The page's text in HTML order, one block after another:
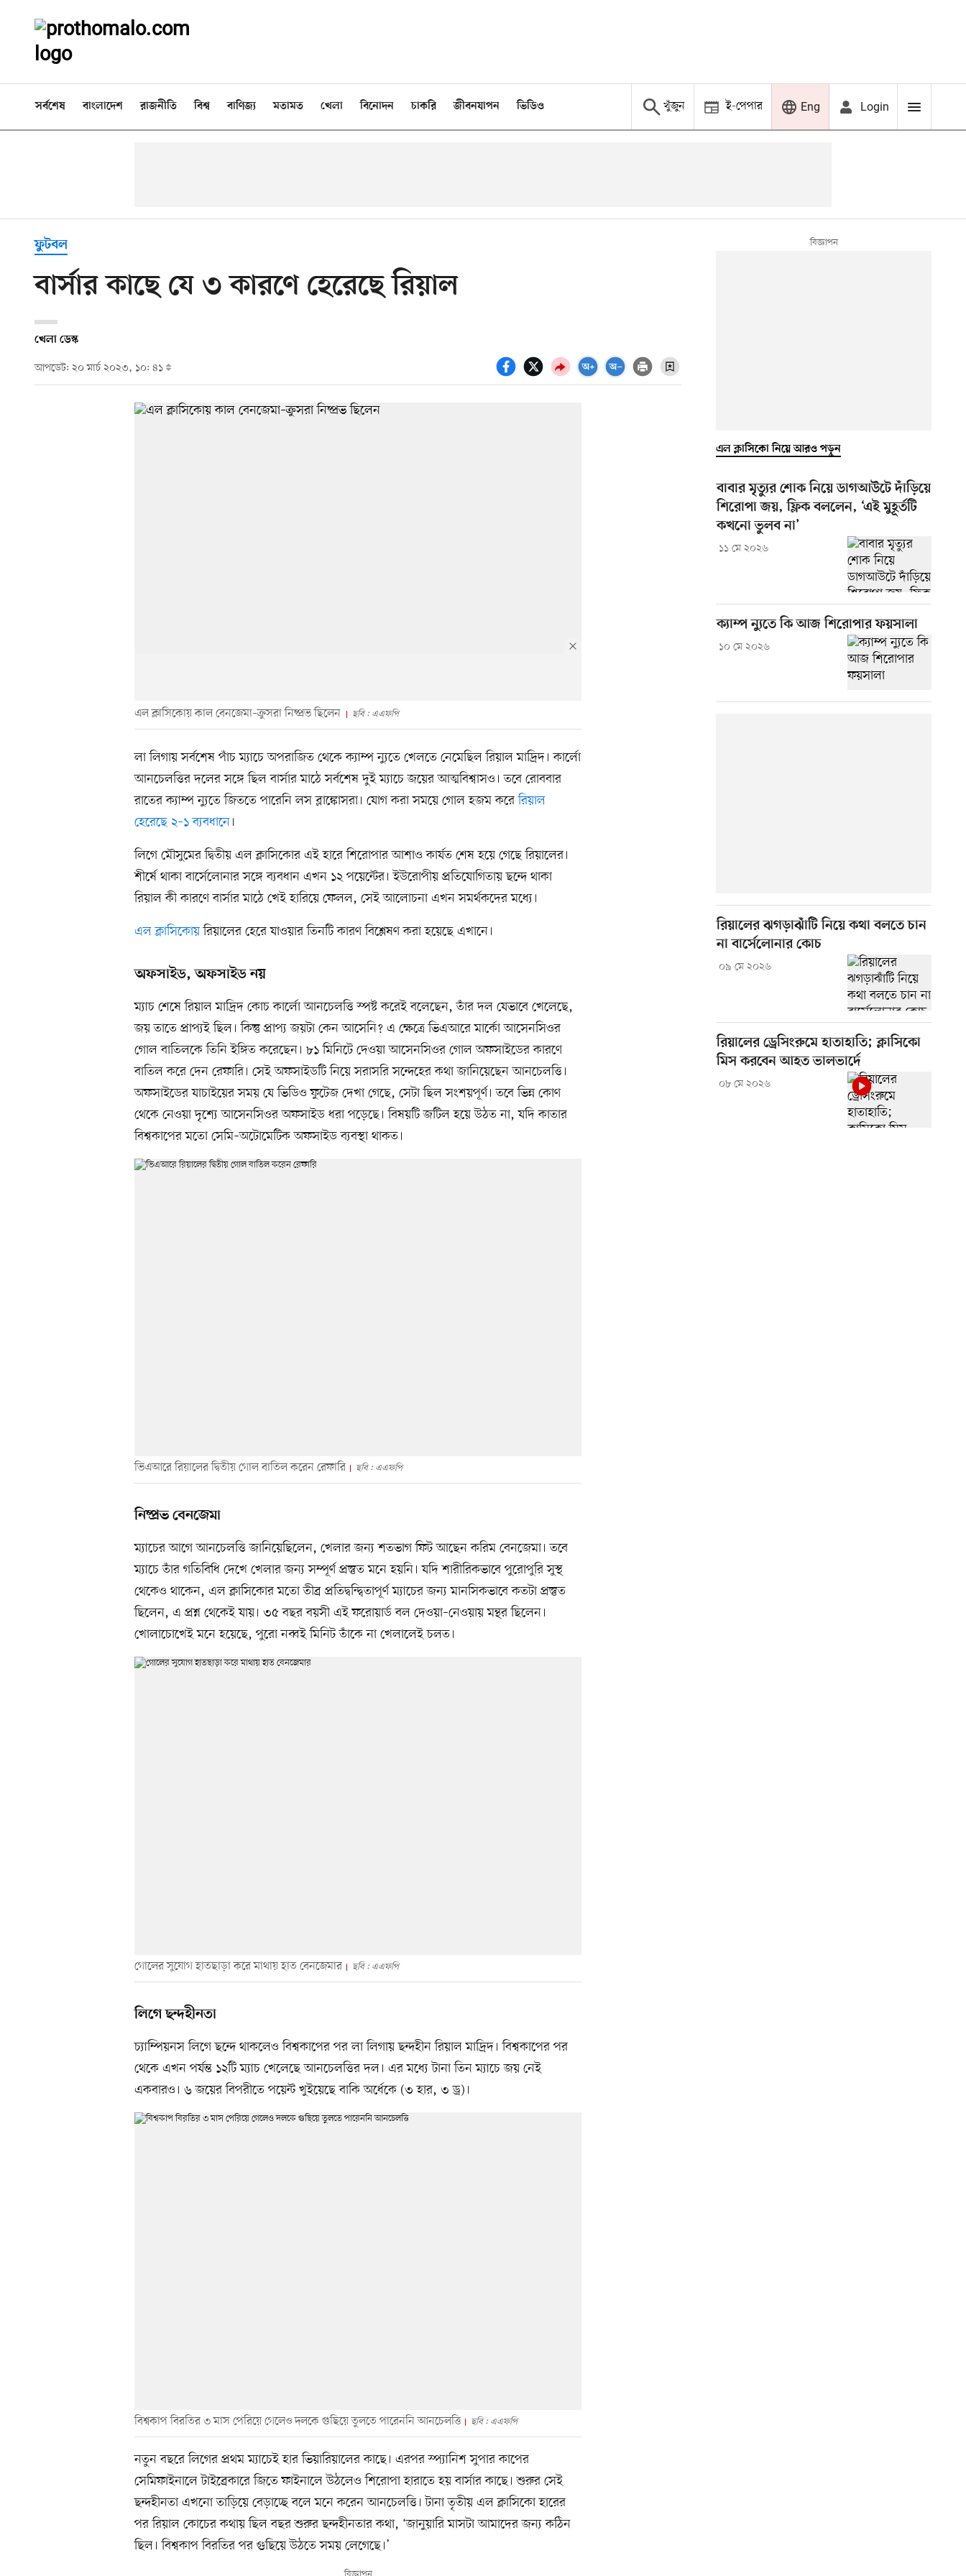
সর্বশেষ বাংলাদেশ রাজনীতি বিশ্ব বাণিজ্য মতামত খেলা বিনোদন চাকরি জীবনযাপন ভিডিও খুঁজুন ই-পেপার Eng Login
ফুটবল
বার্সার কাছে যে ৩ কারণে হেরেছে রিয়াল
খেলা ডেস্ক
আপডেট: ২০ মার্চ ২০২৩, ১০: ৪১
এল ক্লাসিকোয় কাল বেনজেমা–ক্রুসরা নিষ্প্রভ ছিলেন ছবি : এএফপি
লা লিগায় সর্বশেষ পাঁচ ম্যাচে অপরাজিত থেকে ক্যাম্প ন্যুতে খেলতে নেমেছিল রিয়াল মাদ্রিদ। কার্লো
আনচেলত্তির দলের সঙ্গে ছিল বার্সার মাঠে সর্বশেষ দুই ম্যাচে জয়ের আত্মবিশ্বাসও। তবে রোববার
রাতের ক্যাম্প ন্যুতে জিততে পারেনি লস ব্লাঙ্কোসরা। যোগ করা সময়ে গোল হজম করেরিয়াল
হেরেছে ২–১ ব্যবধানে।
লিগে মৌসুমের দ্বিতীয় এল ক্লাসিকোর এই হারে শিরোপার আশাও কার্যত শেষ হয়ে গেছে রিয়ালের।
শীর্ষে থাকা বার্সেলোনার সঙ্গে ব্যবধান এখন ১২ পয়েন্টের। ইউরোপীয় প্রতিযোগিতায় ছন্দে থাকা
রিয়াল কী কারণে বার্সার মাঠে খেই হারিয়ে ফেলল, সেই আলোচনা এখন সমর্থকদের মধ্যে।
এল ক্লাসিকোয়রিয়ালের হেরে যাওয়ার তিনটি কারণ বিশ্লেষণ করা হয়েছে এখানে।
অফসাইড, অফসাইড নয়
ম্যাচ শেষে রিয়াল মাদ্রিদ কোচ কার্লো আনচেলত্তি স্পষ্ট করেই বলেছেন, তাঁর দল যেভাবে খেলেছে,
জয় তাতে প্রাপ্যই ছিল। কিন্তু প্রাপ্য জয়টা কেন আসেনি? এ ক্ষেত্রে ভিএআরে মার্কো আসেনসিওর
গোল বাতিলকে তিনি ইঙ্গিত করেছেন। ৮১ মিনিটে দেওয়া আসেনসিওর গোল অফসাইডের কারণে
বাতিল করে দেন রেফারি। সেই অফসাইডটি নিয়ে সরাসরি সন্দেহের কথা জানিয়েছেন আনচেলত্তি।
অফসাইডের যাচাইয়ের সময় যে ভিডিও ফুটেজ দেখা গেছে, সেটা ছিল সংশয়পূর্ণ। তবে ভিন্ন কোণ
থেকে নেওয়া দৃশ্যে আসেনসিওর অফসাইড ধরা পড়েছে। বিষয়টি জটিল হয়ে উঠত না, যদি কাতার
বিশ্বকাপের মতো সেমি–অটোমেটিক অফসাইড ব্যবস্থা থাকত।
ভিএআরে রিয়ালের দ্বিতীয় গোল বাতিল করেন রেফারি ছবি : এএফপি
নিষ্প্রভ বেনজেমা
ম্যাচের আগে আনচেলত্তি জানিয়েছিলেন, খেলার জন্য শতভাগ ফিট আছেন করিম বেনজেমা। তবে
ম্যাচে তাঁর গতিবিধি দেখে খেলার জন্য সম্পূর্ণ প্রস্তুত মনে হয়নি। যদি শারীরিকভাবে পুরোপুরি সুস্থ
থেকেও থাকেন, এল ক্লাসিকোর মতো তীব্র প্রতিদ্বন্দ্বিতাপূর্ণ ম্যাচের জন্য মানসিকভাবে কতটা প্রস্তুত
ছিলেন, এ প্রশ্ন থেকেই যায়। ৩৫ বছর বয়সী এই ফরোয়ার্ড বল দেওয়া–নেওয়ায় মন্থর ছিলেন।
খোলাচোখেই মনে হয়েছে, পুরো নব্বই মিনিট তাঁকে না খেলালেই চলত।
গোলের সুযোগ হাতছাড়া করে মাথায় হাত বেনজেমার ছবি : এএফপি
লিগে ছন্দহীনতা
চ্যাম্পিয়নস লিগে ছন্দে থাকলেও বিশ্বকাপের পর লা লিগায় ছন্দহীন রিয়াল মাদ্রিদ। বিশ্বকাপের পর
থেকে এখন পর্যন্ত ১২টি ম্যাচ খেলেছে আনচেলত্তির দল। এর মধ্যে টানা তিন ম্যাচে জয় নেই
একবারও। ৬ জয়ের বিপরীতে পয়েন্ট খুইয়েছে বাকি অর্ধেকে (৩ হার, ৩ ড্র)।
বিশ্বকাপ বিরতির ৩ মাস পেরিয়ে গেলেও দলকে গুছিয়ে তুলতে পারেননি আনচেলত্তি ছবি : এএফপি
নতুন বছরে লিগের প্রথম ম্যাচেই হার ভিয়ারিয়ালের কাছে। এরপর স্প্যানিশ সুপার কাপের
সেমিফাইনালে টাইব্রেকারে জিতে ফাইনালে উঠলেও শিরোপা হারাতে হয় বার্সার কাছে। শুরুর সেই
ছন্দহীনতা এখনো তাড়িয়ে বেড়াচ্ছে বলে মনে করেন আনচেলত্তি। টানা তৃতীয় এল ক্লাসিকো হারের
পর রিয়াল কোচের কথায় ছিল বছর শুরুর ছন্দহীনতার কথা, ‘জানুয়ারি মাসটা আমাদের জন্য কঠিন
ছিল। বিশ্বকাপ বিরতির পর গুছিয়ে উঠতে সময় লেগেছে।’
এল ক্লাসিকো নিয়ে আরও পড়ুন
বাবার মৃত্যুর শোক নিয়ে ডাগআউটে দাঁড়িয়ে
শিরোপা জয়, ফ্লিক বললেন, ‘এই মুহূর্তটি
কখনো ভুলব না’
১১ মে ২০২৬
ক্যাম্প ন্যুতে কি আজ শিরোপার ফয়সালা
১০ মে ২০২৬
রিয়ালের ঝগড়াঝাঁটি নিয়ে কথা বলতে চান
না বার্সেলোনার কোচ
০৯ মে ২০২৬
রিয়ালের ড্রেসিংরুমে হাতাহাতি; ক্লাসিকো
মিস করবেন আহত ভালভার্দে
০৮ মে ২০২৬